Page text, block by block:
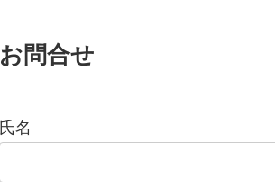
お問合せ
氏名